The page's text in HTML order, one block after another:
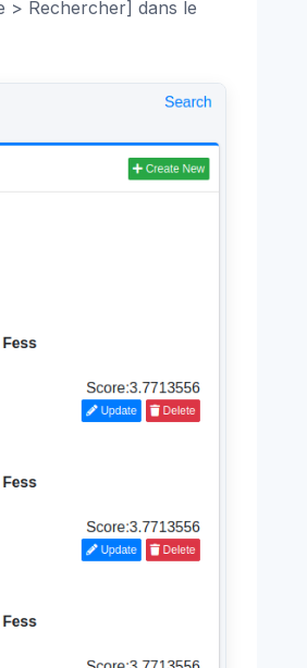
> Rechercher] dans le